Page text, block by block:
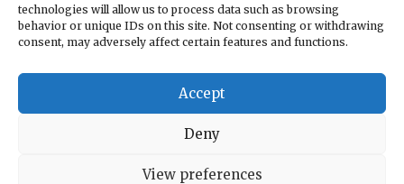
technologies will allow us to process data such as browsing
behavior or unique IDs on this site. Not consenting or withdrawing
consent, may adversely affect certain features and functions.
Accept
Deny
View preferences
В помощь туристам
Контакты
Политика конфиденциальности